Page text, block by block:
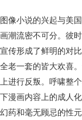
图像小说的兴起与美
画潮流密不可分。彼
宣传形成了鲜明的对
全老一套的皆大欢喜
上进行反叛。呼啸整
下漫画内容上的成人
幻药和毫无顾忌的性